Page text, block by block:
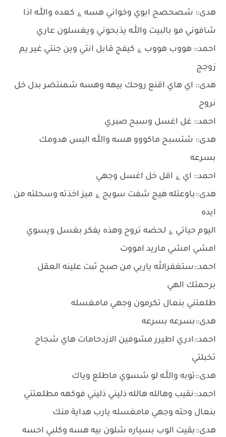
هدى:: شصحصح ابوي وخواني هسه ؏ كعده واللّٰـه اذا
شافوني مو بالبيت واللّٰـه يذبحوني ويغسلون عاري
احمد:: هووب هووب ؏ كيفج قابل انتي وين جنتي غير يم
زوجج
هدى:: اي هاي اقنع روحك بيهه وهسه شمنتضر بدل خل
نروح
احمد:: غل اغسل وسبح صبري
هدى:: شتسبح ماكووو هسه واللّٰـه البس هدومك
بسرعه
احمد:: اي ؏ اقل خل اغسل وجهي
هدى::باوعتله هيج شفت سويج ؏ ميز اخذته وسحلته من
ايده
اليوم حياتي ؏ لحضه تروح وهذه يفكر بغسل ويسوي
امشي امشي ماريد امووت
احمد::ستغفرالله ياربي من صبح ثبت علينه العقل
برحمتك الهي
طلعتني بنعال تكرمون وجهي مامغسله
هدى::بسرعه بسرعه
احمد::ادري اطيرر مشوفين الازدحامات هاي شجاج
تخبلتي
هدى::توبه واللّٰـه لو شسوي ماطلع وياك
احمد::نقيب وهالله هالله ذليني ذليني فوكهه مطلعتني
بنعال وحته وجهي مامغسله يارب هداية منك
هدى::بقيت الوب بسياره شلون بيه هسه وكلبي احسه